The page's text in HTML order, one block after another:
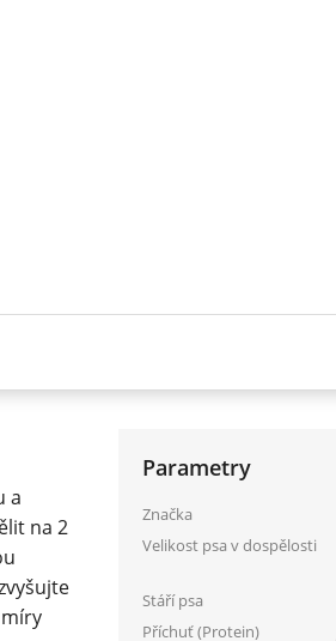
a
na 2
Parametry
Značka
Velikost psa v dospělosti
Stáří psa
Příchuť (Protein)